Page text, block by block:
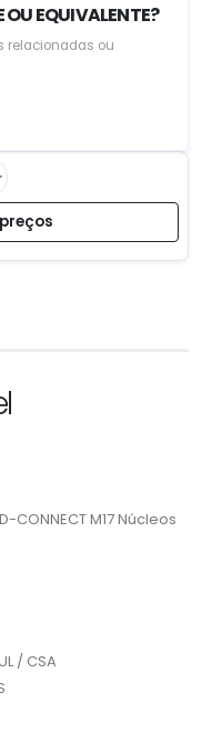
EQUIVALENTE?
relacionadas ou
CONNECT M17 Núcleos
/ CSA